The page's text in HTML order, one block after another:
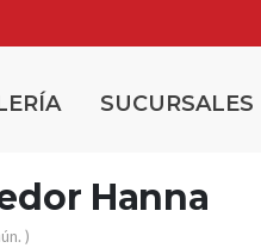
SUCURSALES
Hanna
)